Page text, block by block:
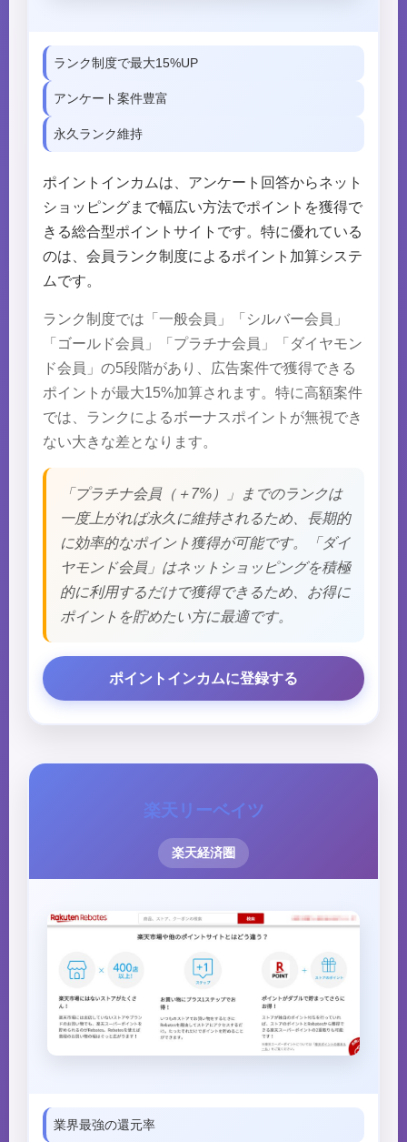
ランク制度で最大15%UP
アンケート案件豊富
永久ランク維持
ポイントインカムは、アンケート回答からネット
ショッピングまで幅広い方法でポイントを獲得で
きる総合型ポイントサイトです。特に優れている
のは、会員ランク制度によるポイント加算システ
ムです。
ランク制度では「一般会員」「シルバー会員」
「ゴールド会員」「プラチナ会員」「ダイヤモン
ド会員」の5段階があり、広告案件で獲得できる
ポイントが最大15%加算されます。特に高額案件
では、ランクによるボーナスポイントが無視でき
ない大きな差となります。
「プラチナ会員（＋7%）」までのランクは
一度上がれば永久に維持されるため、長期的
に効率的なポイント獲得が可能です。「ダイ
ヤモンド会員」はネットショッピングを積極
的に利用するだけで獲得できるため、お得に
ポイントを貯めたい方に最適です。
ポイントインカムに登録する
楽天リーベイツ
楽天経済圏
業界最強の還元率